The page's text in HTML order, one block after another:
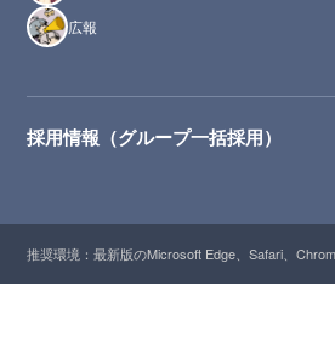
広報
採用情報（グループ一括採用）
推奨環境：最新版のMicrosoft Edge、Safari、